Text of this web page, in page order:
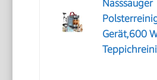
Nasssauger
Gerät,600